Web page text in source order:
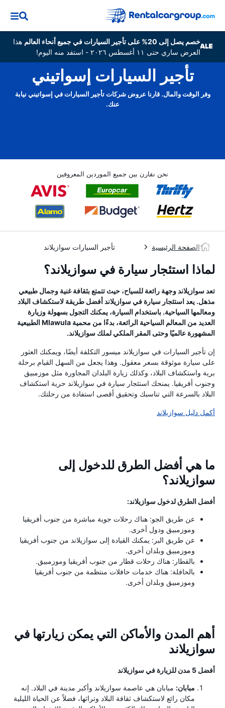
خصم يصل إلى 20% على تأجير السيارات في جميع أنحاء العالم
هذا
العرض ساري حتى ١١ أغسطس ٢٠٢٦ - استفد منه اليوم!
تأجير السيارات إسواتيني
وفر الوقت والمال. قارنا عروض شركات تأجير السيارات في إسواتيني نيابة
عنك.
نحن نقارن بين جميع الموردين المعروفين
الصفحة الرئيسية تأجير السيارات سوازيلاند
لماذا استئجار سيارة في سوازيلاند؟
تعد سوازيلاند وجهة رائعة للسياح، حيث تتمتع بثقافة غنية وجمال طبيعي
مذهل. يعد استئجار سيارة في سوازيلاند أفضل طريقة لاستكشاف البلاد
ومعالمها السياحية. باستخدام السيارة، يمكنك التجول بسهولة وزيارة
العديد من المعالم السياحية الرائعة، بدءًا من محمية Mlawula الطبيعية
المشهورة عالميًا وحتى المقر الملكي لملك سوازيلاند.
إن تأجير السيارات في سوازيلاند ميسور التكلفة أيضًا، ويمكنك العثور
على سيارة موثوقة بسعر معقول. وهذا يجعل من السهل القيام برحلة
برية واستكشاف البلاد، وكذلك زيارة البلدان المجاورة مثل موزمبيق
وجنوب أفريقيا. يمنحك استئجار سيارة في سوازيلاند حرية استكشاف
البلاد بالسرعة التي تناسبك وتحقيق أقصى استفادة من رحلتك.
أكمل دليل سوازيلاند
ما هي أفضل الطرق للدخول إلى
سوازيلاند؟
أفضل الطرق لدخول سوازيلاند:
عن طريق الجو: هناك رحلات جوية مباشرة من جنوب أفريقيا
وموزمبيق ودول أخرى.
عن طريق البر: يمكنك القيادة إلى سوازيلاند من جنوب أفريقيا
وموزمبيق وبلدان أخرى.
بالقطار: هناك رحلات قطار من جنوب أفريقيا وموزمبيق.
بالحافلة: هناك خدمات حافلات منتظمة من جنوب أفريقيا
وموزمبيق وبلدان أخرى.
أهم المدن والأماكن التي يمكن زيارتها في
سوازيلاند
أفضل 5 مدن للزيارة في سوازيلاند
مبابان: مبابان هي عاصمة سوازيلاند وأكبر مدينة في البلاد. إنه
مكان رائع لاستكشاف ثقافة البلاد وتراثها، فضلاً عن الحياة الليلية